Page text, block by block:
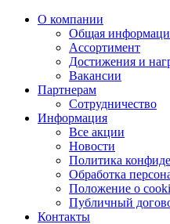
О компании
Общая
Ассортимент
Достижения и
Вакансии
Партнерам
Сотрудничество
Информация
Все акции
Новости
Политика
Обработка
Положение о
Публичный
Контакты